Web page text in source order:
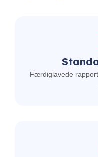
Færdiglavede